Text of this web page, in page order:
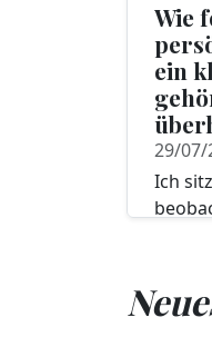
Wie
ein
29/07/
Ich
ohne...